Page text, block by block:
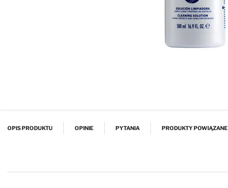
OPIS PRODUKTU OPINIE PYTANIA PRODUKTY POWIĄZANE